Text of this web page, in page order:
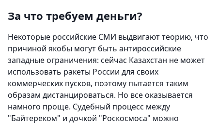
За что требуем деньги?
Некоторые российские СМИ выдвигают теорию, что
причиной якобы могут быть антироссийские
западные ограничения: сейчас Казахстан не может
использовать ракеты России для своих
коммерческих пусков, поэтому пытается таким
образам дистанцироваться. Но все оказывается
намного проще. Судебный процесс между
"Байтереком" и дочкой "Роскосмоса" можно